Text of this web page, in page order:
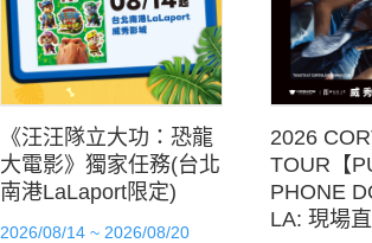
《汪汪隊立大功：恐龍
大電影》獨家任務(台北
南港LaLaport限定)
2026/08/14 ~ 2026/08/20
2026
TOUR【
PHONE
LA: 現場